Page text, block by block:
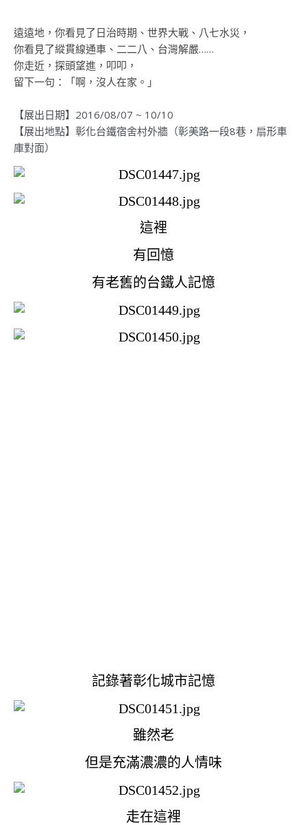
遠遠地，你看見了日治時期、世界大戰、八七水災，
你看見了縱貫線通車、二二八、台灣解嚴……
你走近，探頭望進，叩叩，
留下一句：「啊，沒人在家。」
【展出日期】2016/08/07 ~ 10/10
【展出地點】彰化台鐵宿舍村外牆（彰美路一段8巷，扇形車
庫對面）
這裡
有回憶
有老舊的台鐵人記憶
記錄著彰化城市記憶
雖然老
但是充滿濃濃的人情味
走在這裡